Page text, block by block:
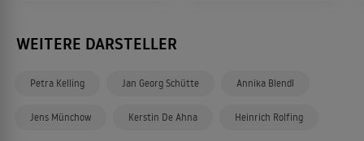
WEITERE DARSTELLER
Petra Kelling Jan Georg Schütte Annika Blendl
Jens Münchow Kerstin De Ahna Heinrich Rolfing